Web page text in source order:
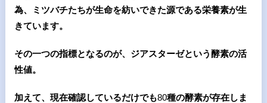
為、ミツバチたちが生命を紡いできた源である栄養素が生
きています。
その一つの指標となるのが、ジアスターゼという酵素の活
性値。
加えて、現在確認しているだけでも80種の酵素が存在しま